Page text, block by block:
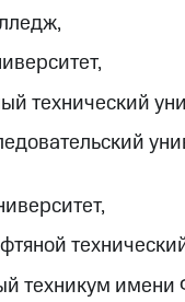
технический
техникум имени